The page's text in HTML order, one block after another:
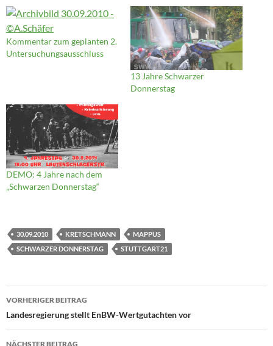
Kommentar zum geplanten 2.
Untersuchungsausschluss
13 Jahre Schwarzer
Donnerstag
DEMO: 4 Jahre nach dem
„Schwarzen Donnerstag“
30.09.2010 KRETSCHMANN
MAPPUS
SCHWARZER DONNERSTAG
STUTTGART21
Beitragsnavigation
VORHERIGER BEITRAG
Landesregierung stellt EnBW-Wertgutachten vor
NÄCHSTER BEITRAG